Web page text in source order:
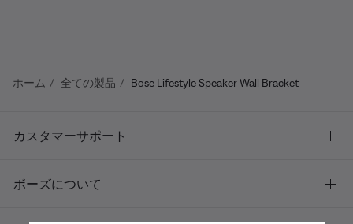
ホーム 全ての製品 Bose Lifestyle Speaker Wall Bracket
カスタマーサポート
ボーズについて